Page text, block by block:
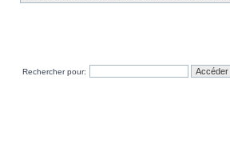
Rechercher pour: